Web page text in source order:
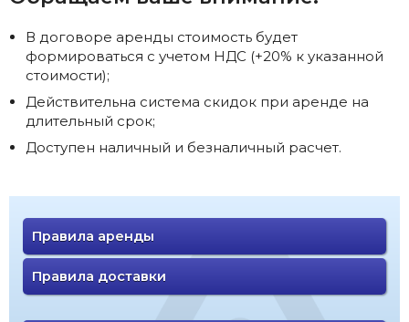
В договоре аренды стоимость будет
формироваться с учетом НДС (+20% к указанной
стоимости);
Действительна система скидок при аренде на
длительный срок;
Доступен наличный и безналичный расчет.
Правила аренды
Правила доставки